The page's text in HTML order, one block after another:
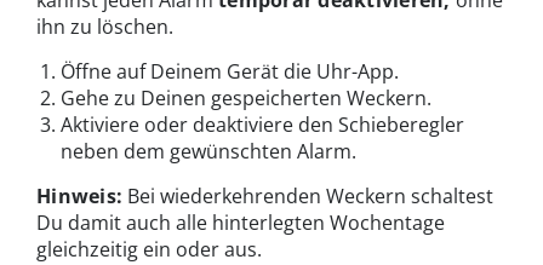
ihn zu löschen.
Öffne auf Deinem Gerät die Uhr-App.
Gehe zu Deinen gespeicherten Weckern.
Aktiviere oder deaktiviere den Schieberegler
neben dem gewünschten Alarm.
Hinweis: Bei wiederkehrenden Weckern schaltest
Du damit auch alle hinterlegten Wochentage
gleichzeitig ein oder aus.